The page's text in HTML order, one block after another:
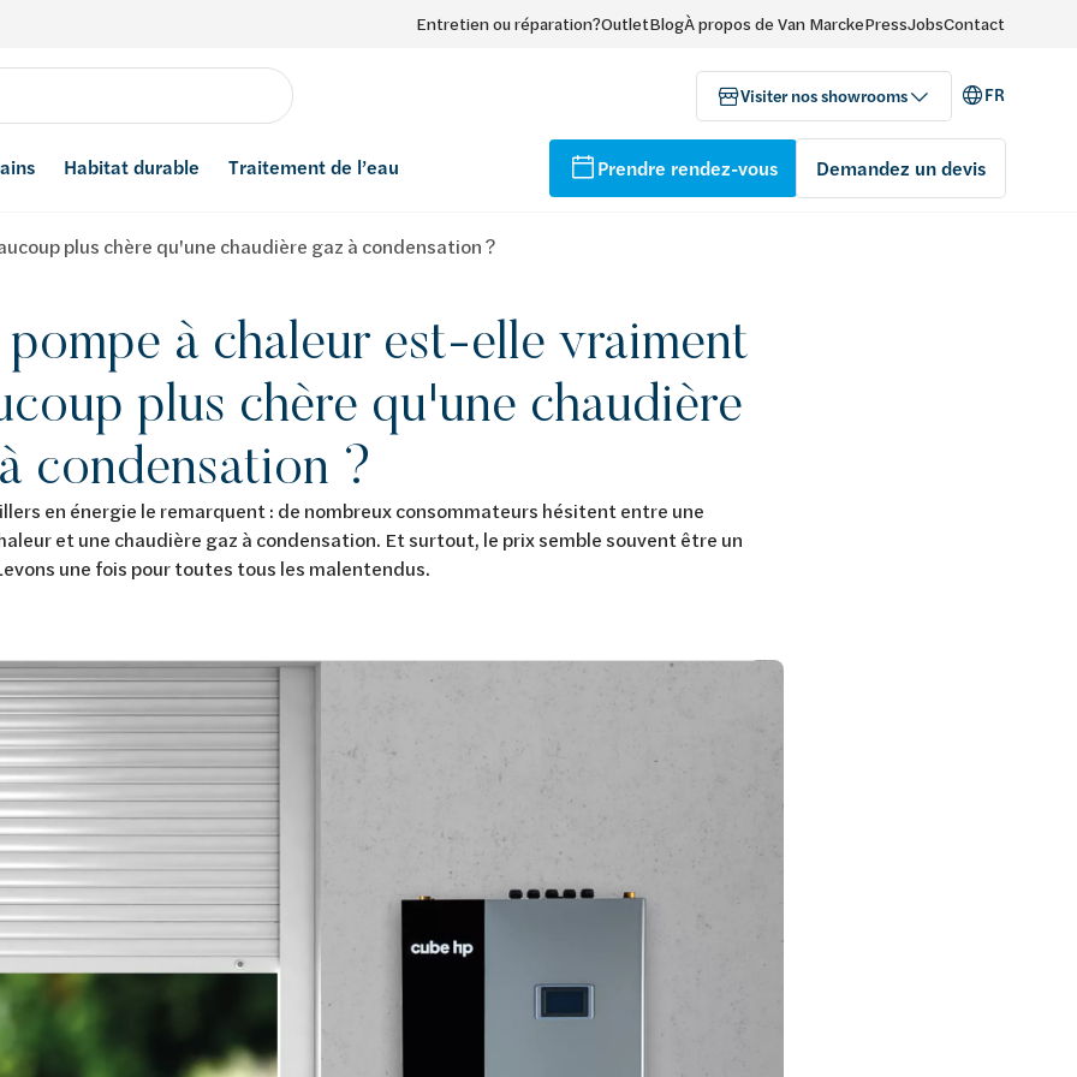
Entretien ou réparation?OutletBlogÀ propos de Van MarckePressJobsContact
Visiter nos showrooms FR
Habitat durable Traitement de l’eau Prendre rendez-vous Demandez un devis
plus chère qu'une chaudière gaz à condensation ?
à chaleur est-elle vraiment
plus chère qu'une chaudière
condensation ?
en énergie le remarquent : de nombreux consommateurs hésitent entre une
et une chaudière gaz à condensation. Et surtout, le prix semble souvent être un
une fois pour toutes tous les malentendus.